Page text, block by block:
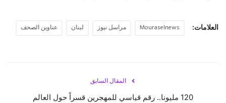
العلامات: Mouraselnews مراسل نيوز لبنان عناوين الصحف
المقال السابق
120 مليونا.. رقم قياسي للمهجرين قسراً حول العالم